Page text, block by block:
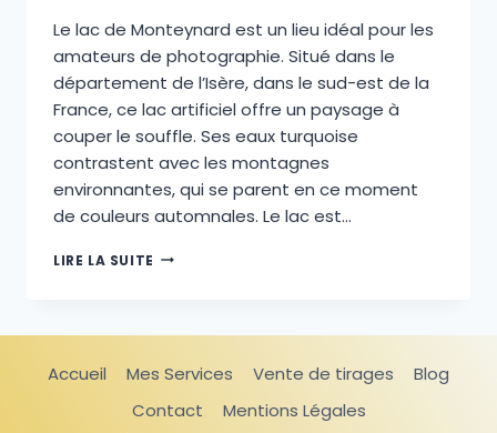
Le lac de Monteynard est un lieu idéal pour les
amateurs de photographie. Situé dans le
département de l’Isère, dans le sud-est de la
France, ce lac artificiel offre un paysage à
couper le souffle. Ses eaux turquoise
contrastent avec les montagnes
environnantes, qui se parent en ce moment
de couleurs automnales. Le lac est…
LIRE LA SUITE LE
:
PARADIS
POUR
Accueil Mes Services Vente de tirages
Blog
Contact
Mentions Légales